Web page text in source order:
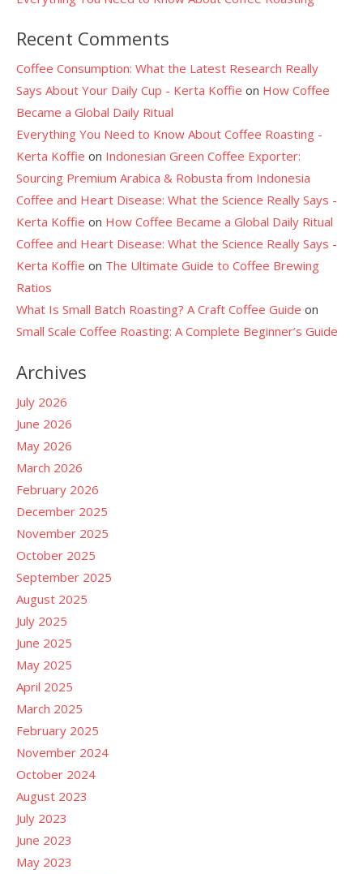
Recent Comments
Coffee Consumption: What the Latest Research Really
Says About Your Daily Cup - Kerta Koffie on How Coffee
Became a Global Daily Ritual
Everything You Need to Know About Coffee Roasting -
Kerta Koffie on Indonesian Green Coffee Exporter:
Sourcing Premium Arabica & Robusta from Indonesia
Coffee and Heart Disease: What the Science Really Says -
Kerta Koffie on How Coffee Became a Global Daily Ritual
Coffee and Heart Disease: What the Science Really Says -
Kerta Koffie on The Ultimate Guide to Coffee Brewing
Ratios
What Is Small Batch Roasting? A Craft Coffee Guide on
Small Scale Coffee Roasting: A Complete Beginner’s Guide
Archives
July 2026
June 2026
May 2026
March 2026
February 2026
December 2025
November 2025
October 2025
September 2025
August 2025
July 2025
June 2025
May 2025
April 2025
March 2025
February 2025
November 2024
October 2024
August 2023
July 2023
June 2023
May 2023